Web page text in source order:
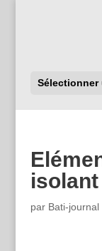
Sélectionner
isolant
par Bati-journal